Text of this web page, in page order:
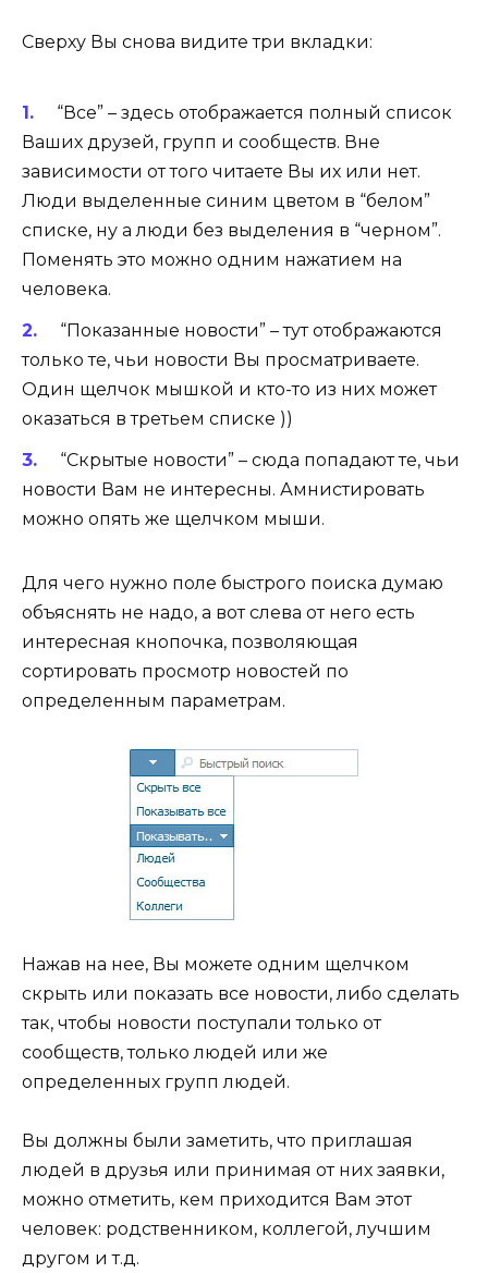
Сверху Вы снова видите три вкладки:
“Все” – здесь отображается полный список
Ваших друзей, групп и сообществ. Вне
зависимости от того читаете Вы их или нет.
Люди выделенные синим цветом в “белом”
списке, ну а люди без выделения в “черном”.
Поменять это можно одним нажатием на
человека.
“Показанные новости” – тут отображаются
только те, чьи новости Вы просматриваете.
Один щелчок мышкой и кто-то из них может
оказаться в третьем списке ))
“Скрытые новости” – сюда попадают те, чьи
новости Вам не интересны. Амнистировать
можно опять же щелчком мыши.
Для чего нужно поле быстрого поиска думаю
объяснять не надо, а вот слева от него есть
интересная кнопочка, позволяющая
сортировать просмотр новостей по
определенным параметрам.
Нажав на нее, Вы можете одним щелчком
скрыть или показать все новости, либо сделать
так, чтобы новости поступали только от
сообществ, только людей или же
определенных групп людей.
Вы должны были заметить, что приглашая
людей в друзья или принимая от них заявки,
можно отметить, кем приходится Вам этот
человек: родственником, коллегой, лучшим
другом и т.д.